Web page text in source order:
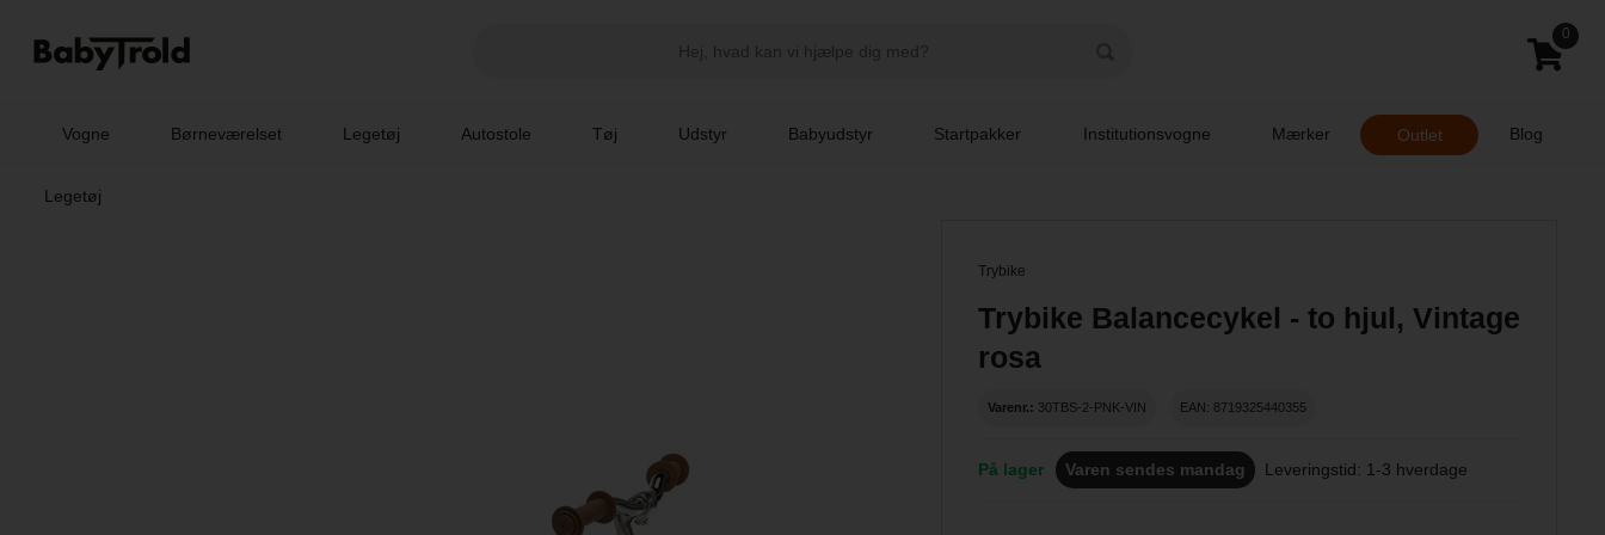
0
Vogne Børneværelset Legetøj Autostole Tøj Udstyr Babyudstyr Startpakker Institutionsvogne Mærker Outlet Blog
Legetøj
Trybike
Trybike Balancecykel - to hjul, Vintage
rosa
Varenr.: 30TBS-2-PNK-VIN EAN: 8719325440355
På lager Varen sendes mandag Leveringstid: 1-3 hverdage